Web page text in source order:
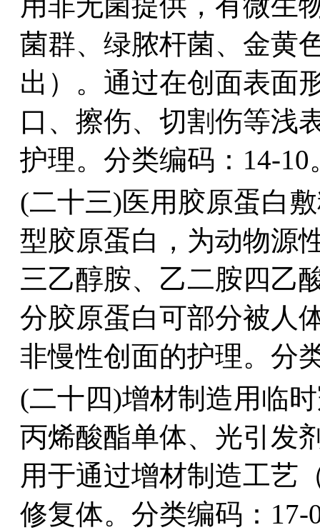
菌群、绿脓杆菌、金黄
出）。通过在创面表面
口、擦伤、切割伤等浅
护理。分类编码：14-10
(二十三)医用胶原蛋白
型胶原蛋白，为动物源
三乙醇胺、乙二胺四乙
分胶原蛋白可部分被人
非慢性创面的护理。分
(二十四)增材制造用临
丙烯酸酯单体、光引发
用于通过增材制造工艺
修复体。分类编码：17-